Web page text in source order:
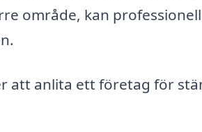
område, kan
att anlita ett företag för